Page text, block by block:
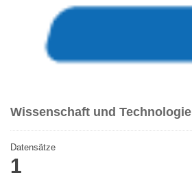
Wissenschaft und Technologie
Datensätze
1